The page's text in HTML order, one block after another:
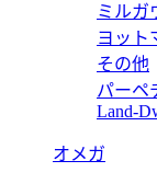
ブレーズ》
ミルガ
ヨット
その他
パーペ
Land-
オメガ